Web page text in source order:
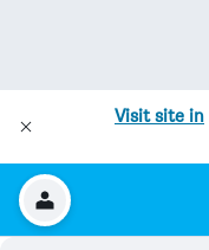
Visit site in